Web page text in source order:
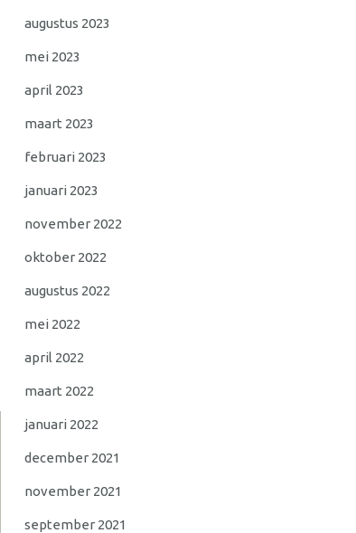
augustus 2023
mei 2023
april 2023
maart 2023
februari 2023
januari 2023
november 2022
oktober 2022
augustus 2022
mei 2022
april 2022
maart 2022
januari 2022
december 2021
november 2021
september 2021